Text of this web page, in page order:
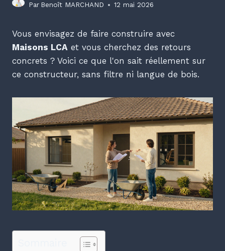
Par Benoît MARCHAND 12 mai 2026
Vous envisagez de faire construire avec
Maisons LCA et vous cherchez des retours
concrets ? Voici ce que l'on sait réellement sur
ce constructeur, sans filtre ni langue de bois.